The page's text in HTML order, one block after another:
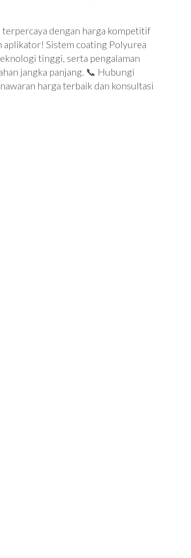
dengan harga kompetitif
aplikator! Sistem coating Polyurea
tinggi, serta pengalaman
jangka panjang. 📞 Hubungi
harga terbaik dan konsultasi